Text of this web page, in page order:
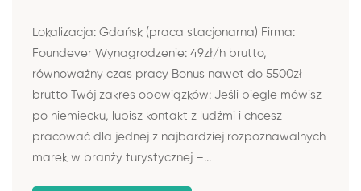
Lokalizacja: Gdańsk (praca stacjonarna) Firma:
Foundever Wynagrodzenie: 49zł/h brutto,
równoważny czas pracy Bonus nawet do 5500zł
brutto Twój zakres obowiązków: Jeśli biegle mówisz
po niemiecku, lubisz kontakt z ludźmi i chcesz
pracować dla jednej z najbardziej rozpoznawalnych
marek w branży turystycznej –...